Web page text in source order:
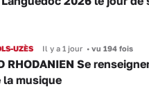
UZÈS Il y a 1 jour •vu 194 fois
RHODANIEN Se
musique